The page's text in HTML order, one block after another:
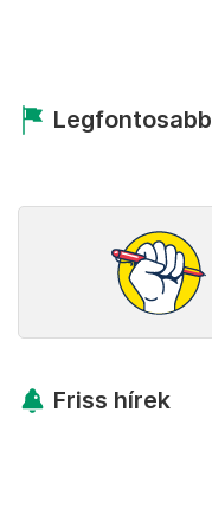
Legfontosabb
Friss hírek